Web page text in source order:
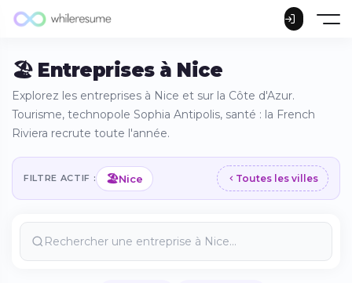
🏖️ Entreprises à Nice
Explorez les entreprises à Nice et sur la Côte d'Azur.
Tourisme, technopole Sophia Antipolis, santé : la French
Riviera recrute toute l'année.
FILTRE ACTIF : 🏖️Nice Toutes les villes